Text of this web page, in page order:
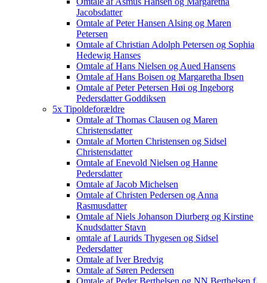
Jacobsdatter
Omtale af Peter Hansen Alsing og Maren
Petersen
Omtale af Christian Adolph Petersen og Sophia
Hedewig Hanses
Omtale af Hans Nielsen og Aued Hansens
Omtale af Hans Boisen og Margaretha Ibsen
Omtale af Peter Petersen Høi og Ingeborg
Pedersdatter Goddiksen
5x Tipoldeforældre
Omtale af Thomas Clausen og Maren
Christensdatter
Omtale af Morten Christensen og Sidsel
Christensdatter
Omtale af Enevold Nielsen og Hanne
Pedersdatter
Omtale af Jacob Michelsen
Omtale af Christen Pedersen og Anna
Rasmusdatter
Omtale af Niels Johanson Diurberg og Kirstine
Knudsdatter Stavn
omtale af Laurids Thygesen og Sidsel
Pedersdatter
Omtale af Iver Bredvig
Omtale af Søren Pedersen
Omtale af Peder Berthelsen og NN Berthelsen f.